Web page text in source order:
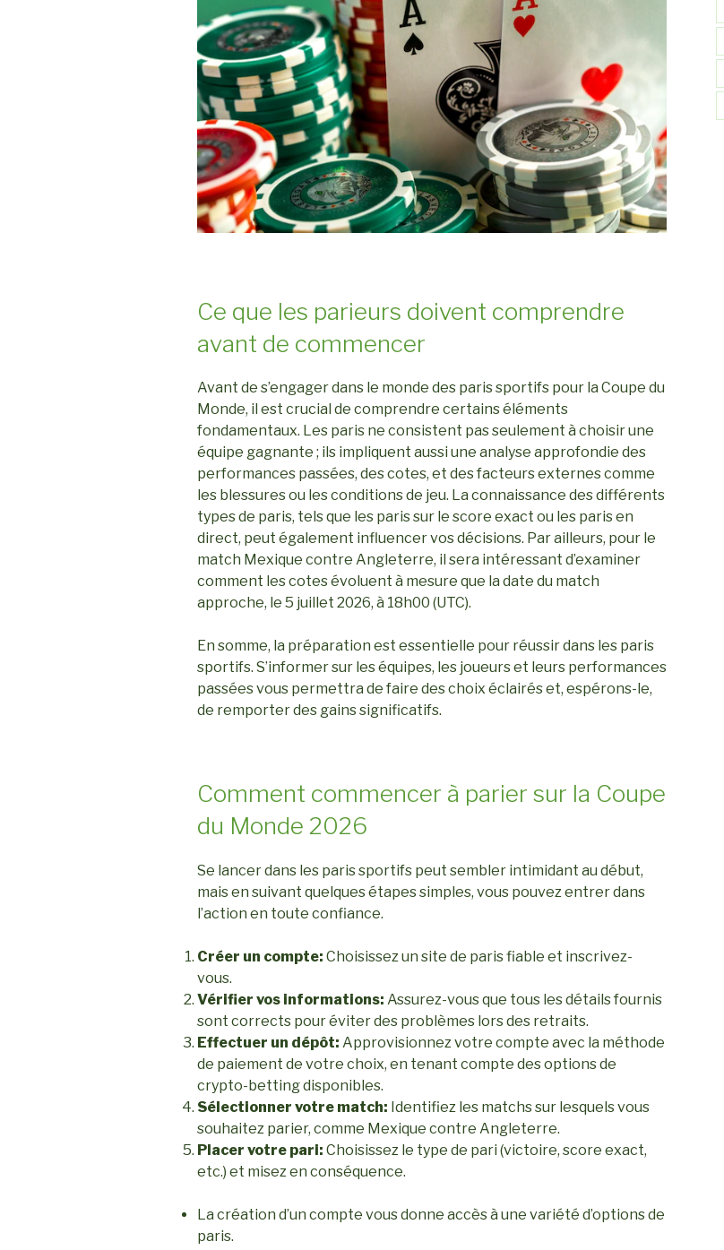
Ce que les parieurs doivent comprendre
avant de commencer
Avant de s’engager dans le monde des paris sportifs pour la Coupe du
Monde, il est crucial de comprendre certains éléments
fondamentaux. Les paris ne consistent pas seulement à choisir une
équipe gagnante ; ils impliquent aussi une analyse approfondie des
performances passées, des cotes, et des facteurs externes comme
les blessures ou les conditions de jeu. La connaissance des différents
types de paris, tels que les paris sur le score exact ou les paris en
direct, peut également influencer vos décisions. Par ailleurs, pour le
match Mexique contre Angleterre, il sera intéressant d’examiner
comment les cotes évoluent à mesure que la date du match
approche, le 5 juillet 2026, à 18h00 (UTC).
En somme, la préparation est essentielle pour réussir dans les paris
sportifs. S’informer sur les équipes, les joueurs et leurs performances
passées vous permettra de faire des choix éclairés et, espérons-le,
de remporter des gains significatifs.
Comment commencer à parier sur la Coupe
du Monde 2026
Se lancer dans les paris sportifs peut sembler intimidant au début,
mais en suivant quelques étapes simples, vous pouvez entrer dans
l’action en toute confiance.
Créer un compte: Choisissez un site de paris fiable et inscrivez-
vous.
Vérifier vos informations: Assurez-vous que tous les détails fournis
sont corrects pour éviter des problèmes lors des retraits.
Effectuer un dépôt: Approvisionnez votre compte avec la méthode
de paiement de votre choix, en tenant compte des options de
crypto-betting disponibles.
Sélectionner votre match: Identifiez les matchs sur lesquels vous
souhaitez parier, comme Mexique contre Angleterre.
Placer votre pari: Choisissez le type de pari (victoire, score exact,
etc.) et misez en conséquence.
La création d’un compte vous donne accès à une variété d’options de
paris.